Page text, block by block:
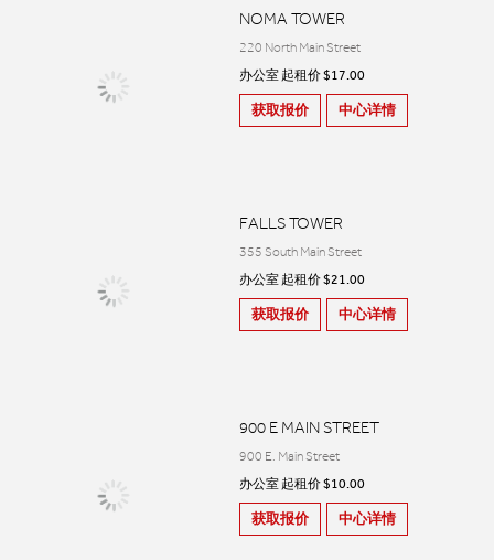
NOMA TOWER
220 North Main Street
办公室 起租价 $17.00
获取报价 中心详情
FALLS TOWER
355 South Main Street
办公室 起租价 $21.00
获取报价 中心详情
900 E MAIN STREET
900 E. Main Street
办公室 起租价 $10.00
获取报价 中心详情